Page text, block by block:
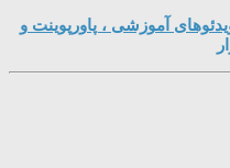
آموزشی ، پاورپوینت و